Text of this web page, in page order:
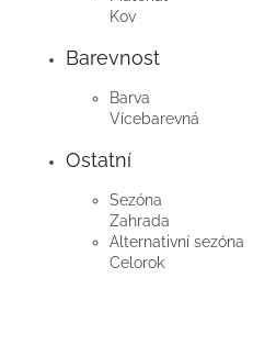
Kov
Barevnost
Barva
Vícebarevná
Ostatní
Sezóna
Zahrada
Alternativní sezóna
Celorok